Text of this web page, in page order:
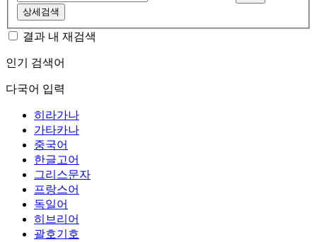
상세검색
결과 내 재검색
인기 검색어
다국어 입력
히라가나
가타카나
중국어
한글고어
그리스문자
프랑스어
독일어
히브리어
괄호기호